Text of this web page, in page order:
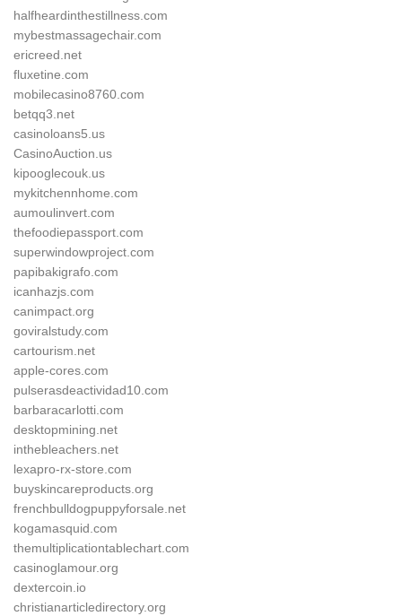
halfheardinthestillness.com
mybestmassagechair.com
ericreed.net
fluxetine.com
mobilecasino8760.com
betqq3.net
casinoloans5.us
CasinoAuction.us
kipooglecouk.us
mykitchennhome.com
aumoulinvert.com
thefoodiepassport.com
superwindowproject.com
papibakigrafo.com
icanhazjs.com
canimpact.org
goviralstudy.com
cartourism.net
apple-cores.com
pulserasdeactividad10.com
barbaracarlotti.com
desktopmining.net
inthebleachers.net
lexapro-rx-store.com
buyskincareproducts.org
frenchbulldogpuppyforsale.net
kogamasquid.com
themultiplicationtablechart.com
casinoglamour.org
dextercoin.io
christianarticledirectory.org